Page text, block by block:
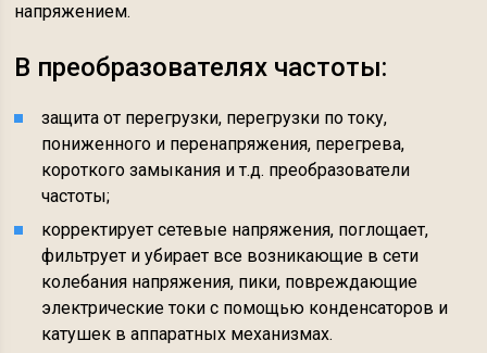
напряжением.
В преобразователях частоты:
защита от перегрузки, перегрузки по току,
пониженного и перенапряжения, перегрева,
короткого замыкания и т.д. преобразователи
частоты;
корректирует сетевые напряжения, поглощает,
фильтрует и убирает все возникающие в сети
колебания напряжения, пики, повреждающие
электрические токи с помощью конденсаторов и
катушек в аппаратных механизмах.